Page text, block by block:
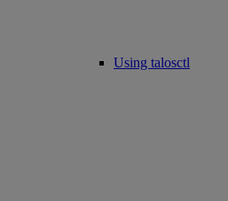
Using talosctl